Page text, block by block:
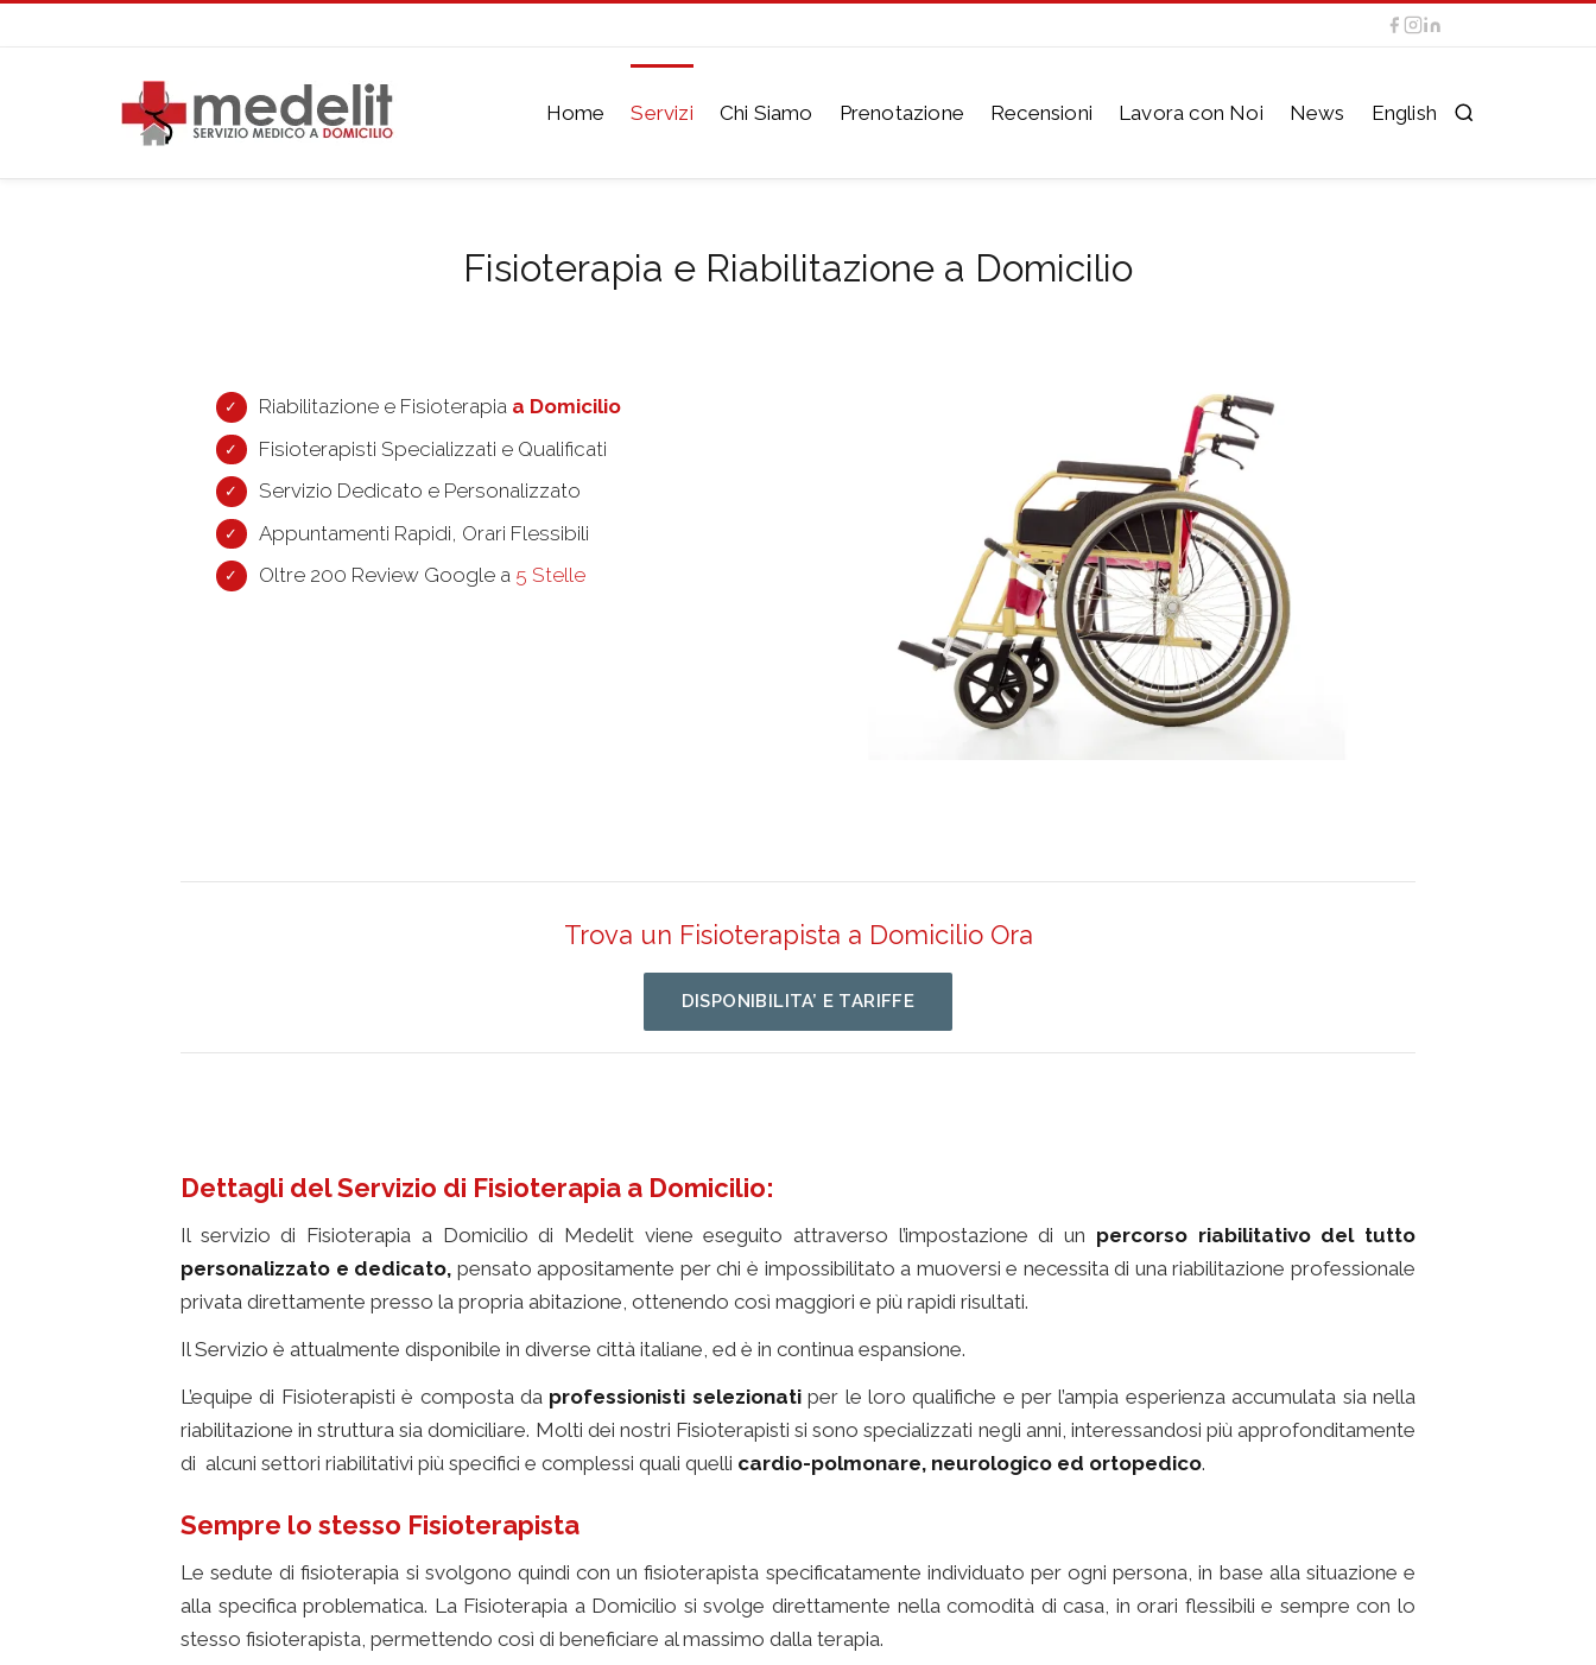
Home Servizi Chi Siamo Prenotazione Recensioni Lavora con Noi News English
Fisioterapia e Riabilitazione a Domicilio
Riabilitazione e Fisioterapia a Domicilio
Fisioterapisti Specializzati e Qualificati
Servizio Dedicato e Personalizzato
Appuntamenti Rapidi, Orari Flessibili
Oltre 200 Review Google a 5 Stelle
Trova un Fisioterapista a Domicilio Ora
DISPONIBILITA’ E TARIFFE
Dettagli del Servizio di Fisioterapia a Domicilio:
Il servizio di Fisioterapia a Domicilio di Medelit viene eseguito attraverso l’impostazione di un percorso riabilitativo del tutto
personalizzato e dedicato, pensato appositamente per chi è impossibilitato a muoversi e necessita di una riabilitazione professionale
privata direttamente presso la propria abitazione, ottenendo così maggiori e più rapidi risultati.
Il Servizio è attualmente disponibile in diverse città italiane, ed è in continua espansione.
L’equipe di Fisioterapisti è composta da professionisti selezionatiper le loro qualifiche e per l’ampia esperienza accumulata sia nella
riabilitazione in struttura sia domiciliare. Molti dei nostri Fisioterapisti si sono specializzati negli anni, interessandosi più approfonditamente
di alcuni settori riabilitativi più specifici e complessi quali quelli cardio-polmonare, neurologico ed ortopedico.
Sempre lo stesso Fisioterapista
Le sedute di fisioterapia si svolgono quindi con un fisioterapista specificatamente individuato per ogni persona, in base alla situazione e
alla specifica problematica. La Fisioterapia a Domicilio si svolge direttamente nella comodità di casa, in orari flessibili e sempre con lo
stesso fisioterapista, permettendo così di beneficiare al massimo dalla terapia.